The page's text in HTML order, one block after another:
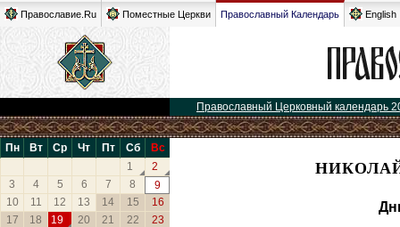
Православие.Ru Поместные Церкви Православный Календарь English
Православный Церковный календарь
Пн Вт Ср Чт Пт Сб
Вс
1
2
3
4 5 6 7 8
9
10
11 12 13 14 15
16
17
18 19 20 21 22
23